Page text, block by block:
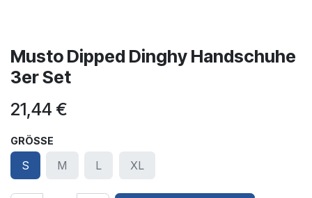
Musto Dipped Dinghy Handschuhe
3er Set
21,44 €
GRÖSSE
S M L XL